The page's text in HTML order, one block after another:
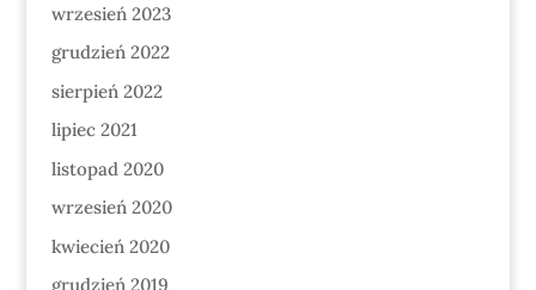
wrzesień 2023
grudzień 2022
sierpień 2022
lipiec 2021
listopad 2020
wrzesień 2020
kwiecień 2020
grudzień 2019